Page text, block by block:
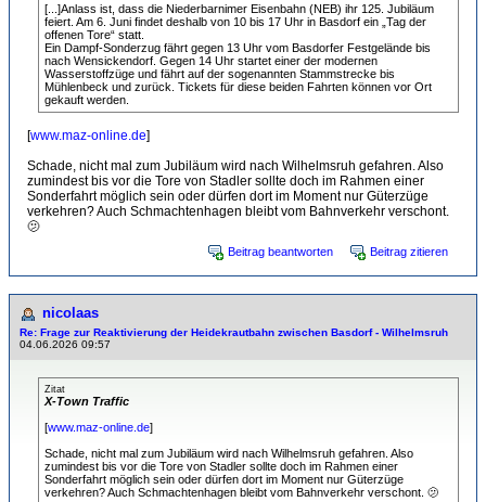
[...]Anlass ist, dass die Niederbarnimer Eisenbahn (NEB) ihr 125. Jubiläum
feiert. Am 6. Juni findet deshalb von 10 bis 17 Uhr in Basdorf ein „Tag der
offenen Tore“ statt.
Ein Dampf-Sonderzug fährt gegen 13 Uhr vom Basdorfer Festgelände bis
nach Wensickendorf. Gegen 14 Uhr startet einer der modernen
Wasserstoffzüge und fährt auf der sogenannten Stammstrecke bis
Mühlenbeck und zurück. Tickets für diese beiden Fahrten können vor Ort
gekauft werden.
[www.maz-online.de]
Schade, nicht mal zum Jubiläum wird nach Wilhelmsruh gefahren. Also
zumindest bis vor die Tore von Stadler sollte doch im Rahmen einer
Sonderfahrt möglich sein oder dürfen dort im Moment nur Güterzüge
verkehren? Auch Schmachtenhagen bleibt vom Bahnverkehr verschont.
🫤
Beitrag beantworten Beitrag zitieren
nicolaas
Re: Frage zur Reaktivierung der Heidekrautbahn zwischen Basdorf - Wilhelmsruh
04.06.2026 09:57
Zitat
X-Town Traffic
[www.maz-online.de]
Schade, nicht mal zum Jubiläum wird nach Wilhelmsruh gefahren. Also
zumindest bis vor die Tore von Stadler sollte doch im Rahmen einer
Sonderfahrt möglich sein oder dürfen dort im Moment nur Güterzüge
verkehren? Auch Schmachtenhagen bleibt vom Bahnverkehr verschont. 🫤